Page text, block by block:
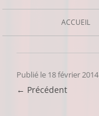
ACCUEIL
Publié le 18 février 2014
← Précédent